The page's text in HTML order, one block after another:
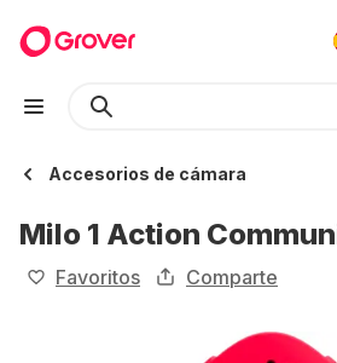
Accesorios de cámara
Milo 1 Action
Favoritos Comparte